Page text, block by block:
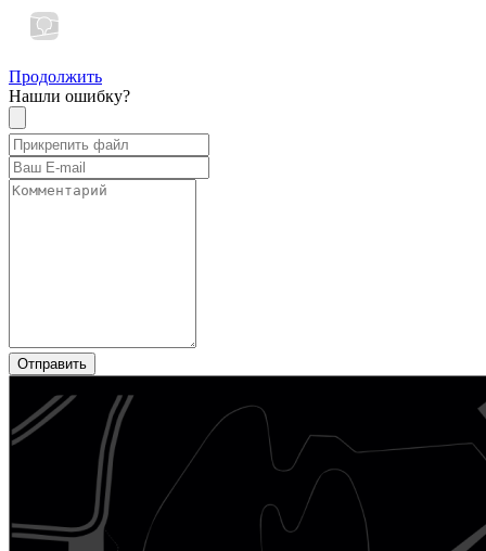
Продолжить
Нашли ошибку?